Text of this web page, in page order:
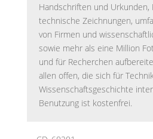
Handschriften und Urkunden,
technische Zeichnungen,
von Firmen und
sowie mehr als eine Million
und für Recherchen
allen offen, die sich für
Wissenschaftsgeschichte
Benutzung ist kostenfrei.